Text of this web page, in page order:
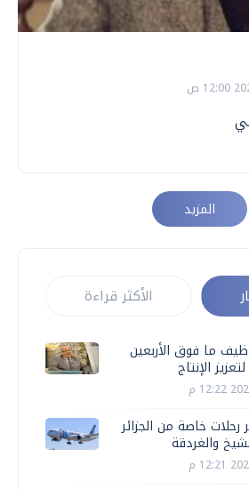
المزيد
الأكثر قراءة
ما فوق الأربعين
الإنتاج
خاصة من الجزائر
والغردقة